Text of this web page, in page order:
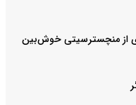
از منچسترسیتی خوش‌بین